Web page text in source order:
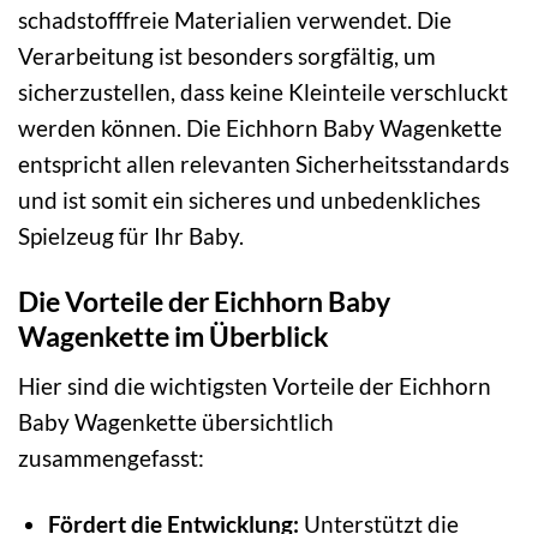
schadstofffreie Materialien verwendet. Die
Verarbeitung ist besonders sorgfältig, um
sicherzustellen, dass keine Kleinteile verschluckt
werden können. Die Eichhorn Baby Wagenkette
entspricht allen relevanten Sicherheitsstandards
und ist somit ein sicheres und unbedenkliches
Spielzeug für Ihr Baby.
Die Vorteile der Eichhorn Baby
Wagenkette im Überblick
Hier sind die wichtigsten Vorteile der Eichhorn
Baby Wagenkette übersichtlich
zusammengefasst:
Fördert die Entwicklung: Unterstützt die